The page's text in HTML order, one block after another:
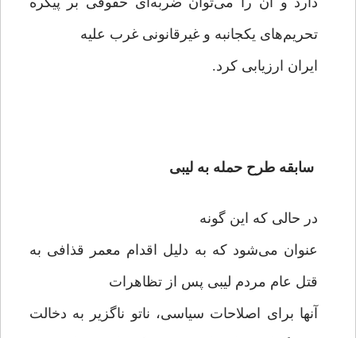
تحریم‌های یکجانبه و غیرقانونی غرب علیه
ایران ارزیابی کرد.
سابقه طرح حمله به لیبی
در حالی که این گونه
عنوان می‌شود که به دلیل اقدام معمر قذافی به
قتل عام مردم لیبی پس از تظاهرات
آنها برای اصلاحات سیاسی، ناتو ناگزیر به دخالت